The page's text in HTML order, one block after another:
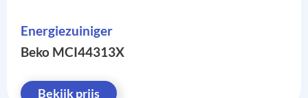
Energiezuiniger
Beko MCI44313X
Bekijk prijs